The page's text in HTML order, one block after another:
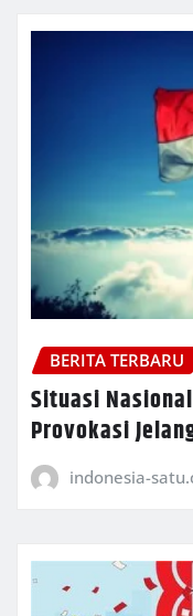
BERITA TERBARU
Situasi
Provokasi
indonesia-